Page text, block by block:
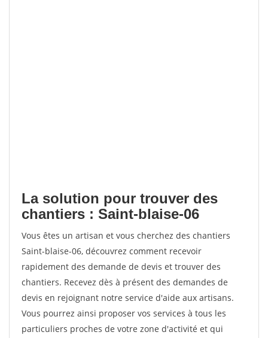
La solution pour trouver des
chantiers : Saint-blaise-06
Vous êtes un artisan et vous cherchez des chantiers
Saint-blaise-06, découvrez comment recevoir
rapidement des demande de devis et trouver des
chantiers. Recevez dès à présent des demandes de
devis en rejoignant notre service d'aide aux artisans.
Vous pourrez ainsi proposer vos services à tous les
particuliers proches de votre zone d'activité et qui